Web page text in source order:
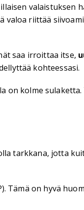
valaistuksen
valoa riittää
saa irroittaa itse,
kohteessasi.
on kolme
tarkkana, jotta
Tämä on hyvä